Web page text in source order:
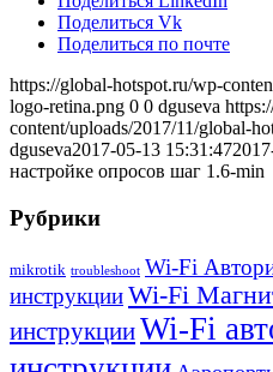
Поделиться Vk
Поделиться по почте
https://global-hotspot.ru/wp-
logo-retina.png 0 0 dguseva
content/uploads/2017/11/global-
dguseva2017-05-13 15:31:47
настройке опросов шаг 1.6-min
Рубрики
mikrotik troubleshoot Wi-Fi
инструкцииWi-Fi
инструкцииWi-Fi